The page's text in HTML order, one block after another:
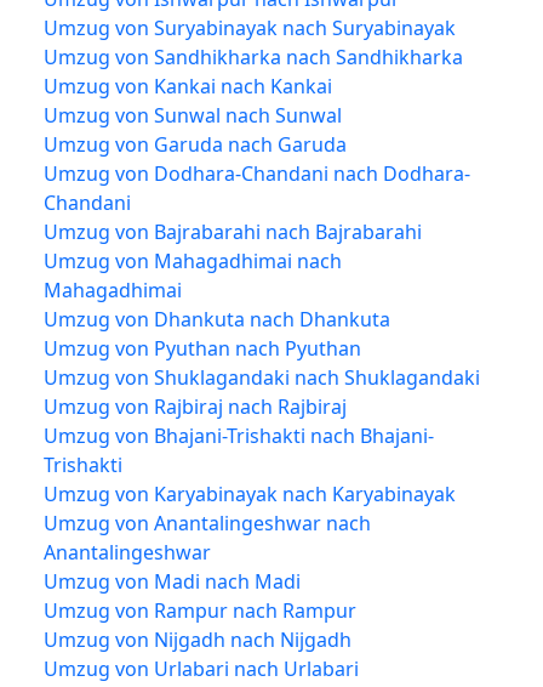
Umzug von Suryabinayak nach Suryabinayak
Umzug von Sandhikharka nach Sandhikharka
Umzug von Kankai nach Kankai
Umzug von Sunwal nach Sunwal
Umzug von Garuda nach Garuda
Umzug von Dodhara-Chandani nach Dodhara-
Chandani
Umzug von Bajrabarahi nach Bajrabarahi
Umzug von Mahagadhimai nach
Mahagadhimai
Umzug von Dhankuta nach Dhankuta
Umzug von Pyuthan nach Pyuthan
Umzug von Shuklagandaki nach Shuklagandaki
Umzug von Rajbiraj nach Rajbiraj
Umzug von Bhajani-Trishakti nach Bhajani-
Trishakti
Umzug von Karyabinayak nach Karyabinayak
Umzug von Anantalingeshwar nach
Anantalingeshwar
Umzug von Madi nach Madi
Umzug von Rampur nach Rampur
Umzug von Nijgadh nach Nijgadh
Umzug von Urlabari nach Urlabari